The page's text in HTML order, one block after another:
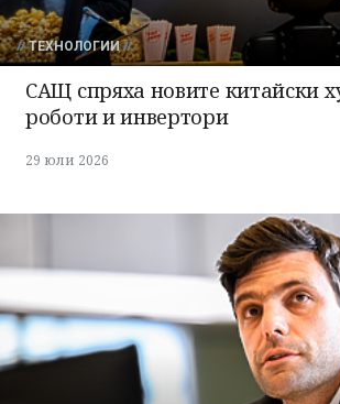
ТЕХНОЛОГИИ
САЩ спряха новите китайски
роботи и инвертори
29 юли 2026